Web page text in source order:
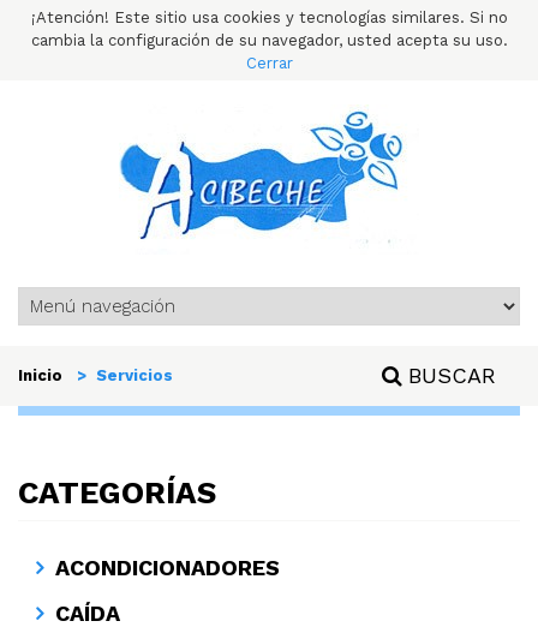
¡Atención! Este sitio usa cookies y tecnologías similares. Si no
cambia la configuración de su navegador, usted acepta su uso.
Cerrar
Inicio > Servicios BUSCAR
CATEGORÍAS
ACONDICIONADORES
CAÍDA